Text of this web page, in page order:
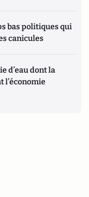
bas politiques qui
canicules
d’eau dont la
l’économie